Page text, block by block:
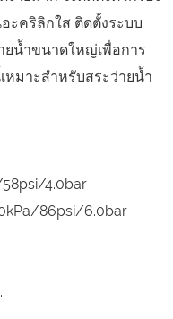
ะคริลิกใส ติดตั้งระบบ
ยน้ำขนาดใหญ่เพื่อการ
หมาะสำหรับสระว่ายน้ำ
4.0bar
86psi/6.0bar